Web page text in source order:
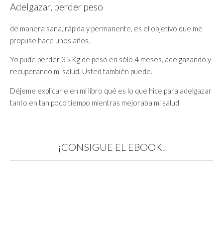
Adelgazar, perder peso
de manera sana, rápida y permanente, es el objetivo que me
propuse hace unos años.
Yo pude perder 35 Kg de peso en sólo 4 meses, adelgazando y
recuperando mi salud. Usted también puede.
Déjeme explicarle en mi libro qué es lo que hice para adelgazar
tanto en tan poco tiempo mientras mejoraba mi salud
¡CONSIGUE EL EBOOK!